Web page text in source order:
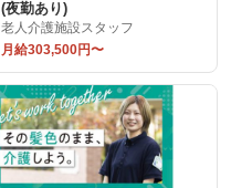
(夜勤あり)
老人介護施設スタッフ
月給303,500円〜